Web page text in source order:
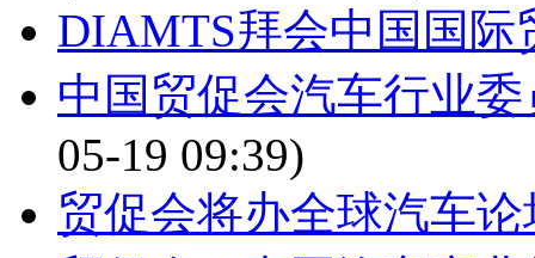
DIAMTS拜会中国国际
中国贸促会汽车行业
05-19 09:39)
贸促会将办全球汽车论